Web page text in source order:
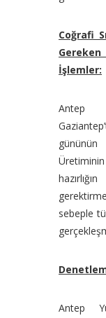
Coğrafi
İşlemler:
Antep
gününün
sebeple
Antep